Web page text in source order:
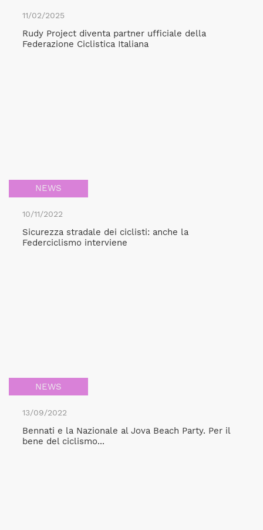
11/02/2025
Rudy Project diventa partner ufficiale della
Federazione Ciclistica Italiana
NEWS
10/11/2022
Sicurezza stradale dei ciclisti: anche la
Federciclismo interviene
NEWS
13/09/2022
Bennati e la Nazionale al Jova Beach Party. Per il
bene del ciclismo...